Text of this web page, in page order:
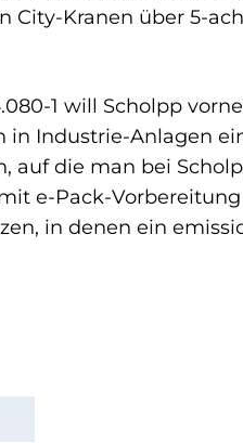
City-Kranen über 5-
1 will Scholpp
in Industrie-Anlagen
auf die man bei
e-Pack-
in denen ein